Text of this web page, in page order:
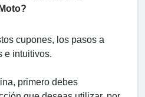
cupones, los pasos a
e intuitivos.
primero debes